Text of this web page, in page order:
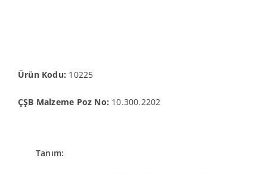
Ürün Kodu: 10225
ÇŞB Malzeme Poz No: 10.300.2202
Tanım: